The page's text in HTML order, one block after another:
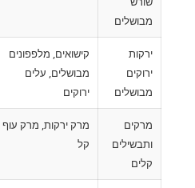
מבושלים
ירקות
ירוקים
מבושלים
קישואים, מלפפונים
מבושלים, עלים
ירוקים
מרקים
ותבשילים
קלים
מרק ירקות, מרק עוף
קל